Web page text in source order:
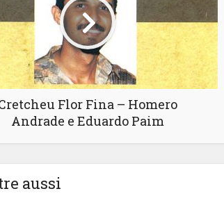
Flor Fina – Homero
Andrade e Eduardo Paim
aussi